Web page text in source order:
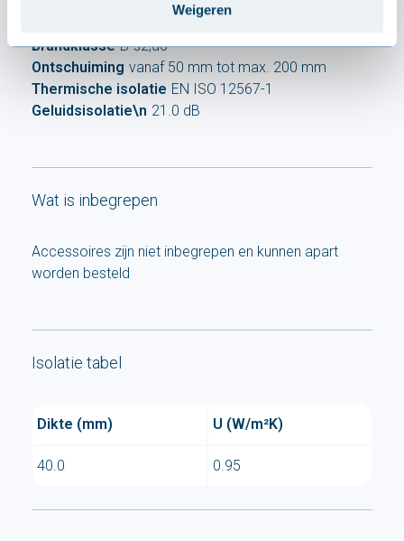
Weigeren
Brandklasse B-s2,d0
Ontschuiming vanaf 50 mm tot max. 200 mm
Thermische isolatie EN ISO 12567-1
Geluidsisolatie\n 21.0 dB
Wat is inbegrepen
Accessoires zijn niet inbegrepen en kunnen apart
worden besteld
Isolatie tabel
Dikte (mm) U (W/m²K)
40.0 0.95